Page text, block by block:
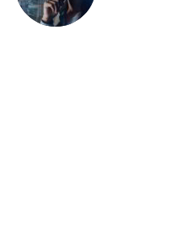
Természetesen nemcsak